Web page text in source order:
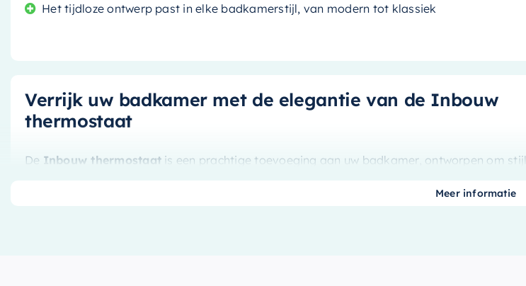
Het tijdloze ontwerp past in elke badkamerstijl, van modern tot klassiek
Verrijk uw badkamer met de elegantie van de Inbouw
thermostaat
De Inbouw thermostaat is een prachtige toevoeging aan uw badkamer, ontworpen om stijl
voor degenen die op zoek zijn naar een naadloze en opgeruimde afwerking dankzij het
Meer informatie